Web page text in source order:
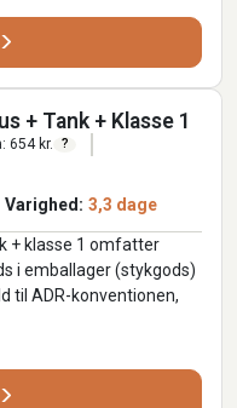
+ Tank + Klasse 1
654 kr. ?
Varighed: 3,3 dage
+ klasse 1 omfatter
i emballager (stykgods)
til ADR-konventionen,